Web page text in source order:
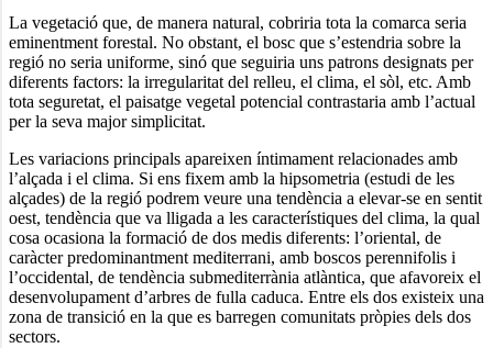
La vegetació que, de manera natural, cobriria tota la comarca seria
eminentment forestal. No obstant, el bosc que s’estendria sobre la
regió no seria uniforme, sinó que seguiria uns patrons designats per
diferents factors: la irregularitat del relleu, el clima, el sòl, etc. Amb
tota seguretat, el paisatge vegetal potencial contrastaria amb l’actual
per la seva major simplicitat.
Les variacions principals apareixen íntimament relacionades amb
l’alçada i el clima. Si ens fixem amb la hipsometria (estudi de les
alçades) de la regió podrem veure una tendència a elevar-se en sentit
oest, tendència que va lligada a les característiques del clima, la qual
cosa ocasiona la formació de dos medis diferents: l’oriental, de
caràcter predominantment mediterrani, amb boscos perennifolis i
l’occidental, de tendència submediterrània atlàntica, que afavoreix el
desenvolupament d’arbres de fulla caduca. Entre els dos existeix una
zona de transició en la que es barregen comunitats pròpies dels dos
sectors.